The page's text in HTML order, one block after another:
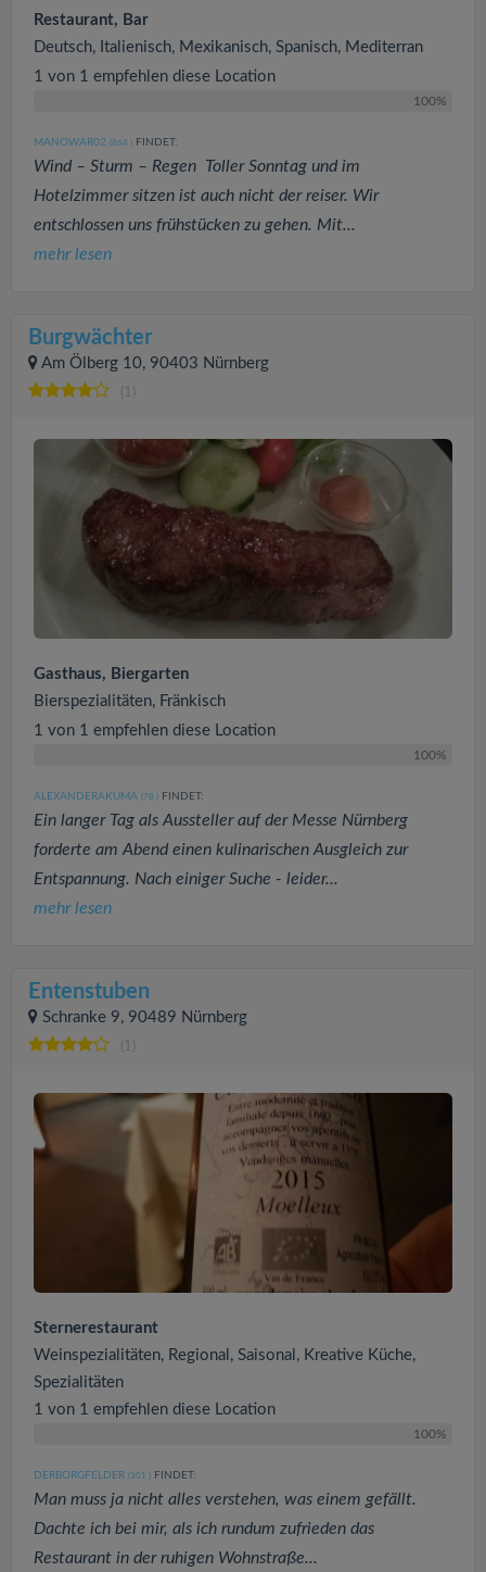
Restaurant, Bar
Deutsch, Italienisch, Mexikanisch, Spanisch, Mediterran
1 von 1 empfehlen diese Location
100%
MANOWAR02 (864 ) FINDET:
Wind – Sturm – Regen Toller Sonntag und im
Hotelzimmer sitzen ist auch nicht der reiser. Wir
entschlossen uns frühstücken zu gehen. Mit...
mehr lesen
Burgwächter
Am Ölberg 10, 90403 Nürnberg
(1)
Gasthaus, Biergarten
Bierspezialitäten, Fränkisch
1 von 1 empfehlen diese Location
100%
ALEXANDERAKUMA (78 ) FINDET:
Ein langer Tag als Aussteller auf der Messe Nürnberg
forderte am Abend einen kulinarischen Ausgleich zur
Entspannung. Nach einiger Suche - leider...
mehr lesen
Entenstuben
Schranke 9, 90489 Nürnberg
(1)
Sternerestaurant
Weinspezialitäten, Regional, Saisonal, Kreative Küche,
Spezialitäten
1 von 1 empfehlen diese Location
100%
DERBORGFELDER (301 ) FINDET:
Man muss ja nicht alles verstehen, was einem gefällt.
Dachte ich bei mir, als ich rundum zufrieden das
Restaurant in der ruhigen Wohnstraße...